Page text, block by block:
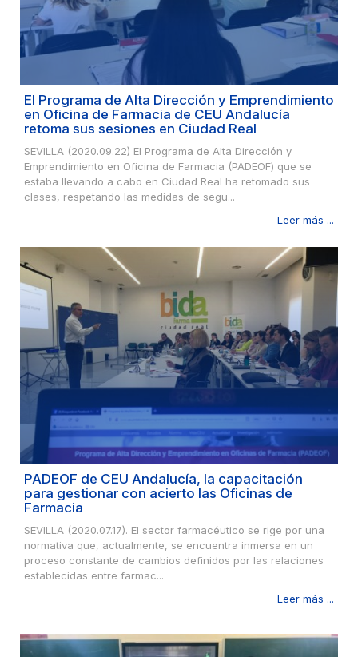
El Programa de Alta Dirección y Emprendimiento
en Oficina de Farmacia de CEU Andalucía
retoma sus sesiones en Ciudad Real
SEVILLA (2020.09.22) El Programa de Alta Dirección y
Emprendimiento en Oficina de Farmacia (PADEOF) que se
estaba llevando a cabo en Ciudad Real ha retomado sus
clases, respetando las medidas de segu...
Leer más ...
PADEOF de CEU Andalucía, la capacitación
para gestionar con acierto las Oficinas de
Farmacia
SEVILLA (2020.07.17). El sector farmacéutico se rige por una
normativa que, actualmente, se encuentra inmersa en un
proceso constante de cambios definidos por las relaciones
establecidas entre farmac...
Leer más ...